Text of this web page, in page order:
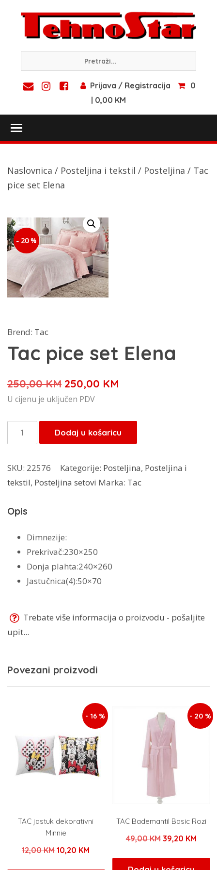
content
Prijava / Registracija
0
| 0,00 KM
Naslovnica / Posteljina i tekstil / Posteljina / Tac
pice set Elena
- 20 %
Brend: Tac
Tac pice set Elena
250,00KM Izvorna
cijena
je:
250,00 KM.
250,00 KM
U cijenu je uključen PDV
pice
Elena
količina
Dodaj u košaricu
SKU: 22576 Kategorije: Posteljina, Posteljina i
tekstil, Posteljina setovi Marka: Tac
Opis
Dimnezije:
Prekrivač:230×250
Donja plahta:240×260
Jastučnica(4):50×70
Trebate više informacija o proizvodu - pošaljite
upit...
Povezani proizvodi
- 16 %
TAC jastuk dekorativni
Minnie
12,00KMIzvorna
10,20 KM
- 20 %
TAC Bademantil Basic Rozi
49,00KM Izvorna
bila
39,20 KM